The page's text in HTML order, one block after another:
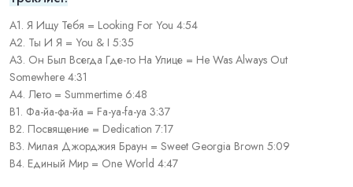
A1. Я Ищу Тебя = Looking For You 4:54
A2. Ты И Я = You & I 5:35
A3. Он Был Всегда Где-то На Улице = He Was Always Out
Somewhere 4:31
A4. Лето = Summertime 6:48
B1. Фа-йа-фа-йа = Fa-ya-fa-ya 3:37
B2. Посвящение = Dedication 7:17
B3. Милая Джорджия Браун = Sweet Georgia Brown 5:09
B4. Единый Мир = One World 4:47